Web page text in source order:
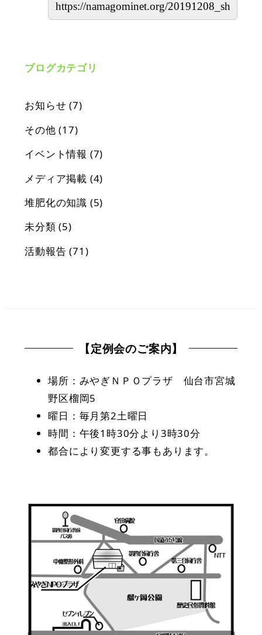
ブログカテゴリ
お知らせ (7)
その他 (17)
イベント情報 (7)
メディア掲載 (4)
堆肥化の知識 (5)
未分類 (5)
活動報告 (71)
【定例会のご案内】
場所：みやぎＮＰＯプラザ 仙台市宮城
野区榴岡5
曜日：毎月第2土曜日
時間：午後1時30分より3時30分
都合により変更する事もあります。